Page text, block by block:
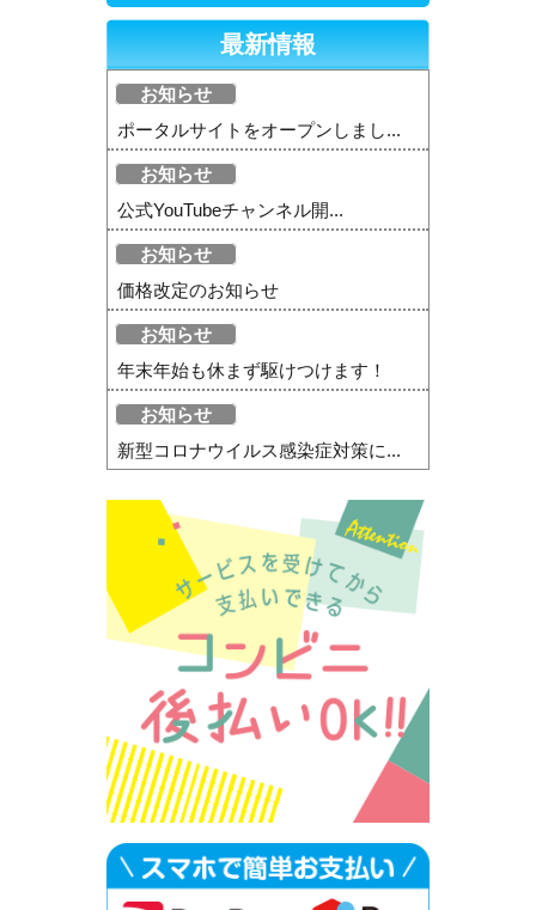
最新情報
お知らせ
ポータルサイトをオープンしまし...
お知らせ
公式YouTubeチャンネル開...
お知らせ
価格改定のお知らせ
お知らせ
年末年始も休まず駆けつけます！
お知らせ
新型コロナウイルス感染症対策に...